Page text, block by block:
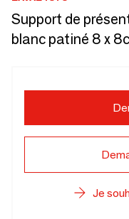
Support de
blanc patiné 8 x
Je